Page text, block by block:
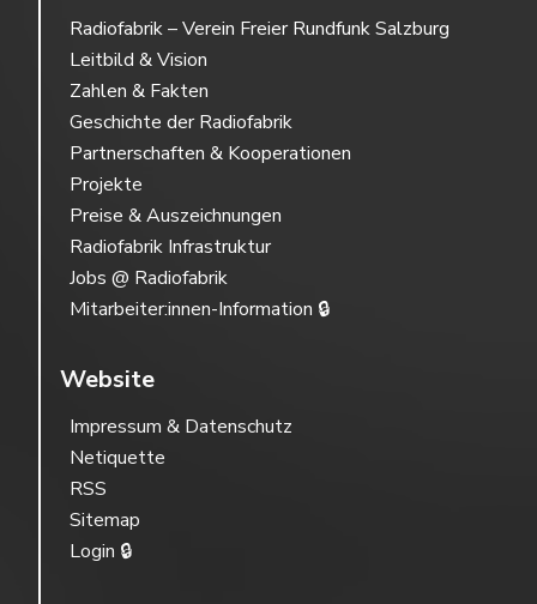
Radiofabrik – Verein Freier Rundfunk Salzburg
Leitbild & Vision
Zahlen & Fakten
Geschichte der Radiofabrik
Partnerschaften & Kooperationen
Projekte
Preise & Auszeichnungen
Radiofabrik Infrastruktur
Jobs @ Radiofabrik
Mitarbeiter:innen-Information 🔒
Website
Impressum & Datenschutz
Netiquette
RSS
Sitemap
Login 🔒